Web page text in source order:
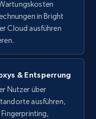
Initial
count, and
in Bright
Cloud ausführen
& Entsperrung
Nutzer über
ausführen,